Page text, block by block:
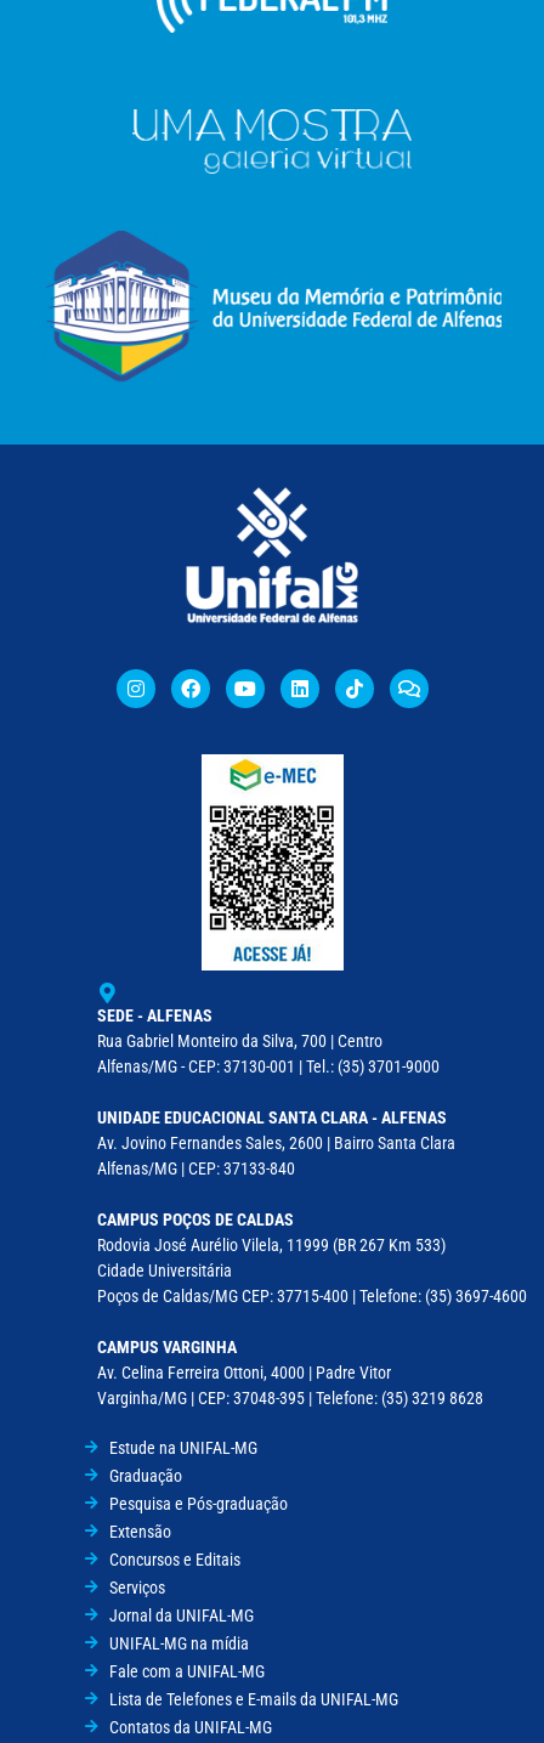
SEDE - ALFENAS
Rua Gabriel Monteiro da Silva, 700 | Centro
Alfenas/MG - CEP: 37130-001 | Tel.: (35) 3701-9000
UNIDADE EDUCACIONAL SANTA CLARA - ALFENAS
Av. Jovino Fernandes Sales, 2600 | Bairro Santa Clara
Alfenas/MG | CEP: 37133-840
CAMPUS POÇOS DE CALDAS
Rodovia José Aurélio Vilela, 11999 (BR 267 Km 533)
Cidade Universitária
Poços de Caldas/MG CEP: 37715-400 | Telefone: (35) 3697-4600
CAMPUS VARGINHA
Av. Celina Ferreira Ottoni, 4000 | Padre Vitor
Varginha/MG | CEP: 37048-395 | Telefone: (35) 3219 8628
Estude na UNIFAL-MG
Graduação
Pesquisa e Pós-graduação
Extensão
Concursos e Editais
Serviços
Jornal da UNIFAL-MG
UNIFAL-MG na mídia
Fale com a UNIFAL-MG
Lista de Telefones e E-mails da UNIFAL-MG
Contatos da UNIFAL-MG